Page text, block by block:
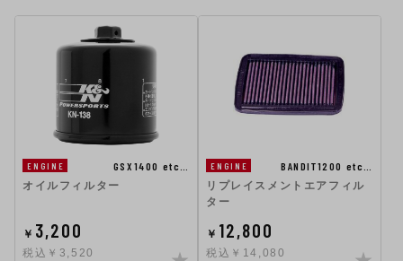
ENGINE
GSX1400 etc…
オイルフィルター
￥ 3,200
税込￥3,520
ENGINE
BANDIT1200 etc…
リプレイスメントエアフィル
ター
￥ 12,800
税込￥14,080